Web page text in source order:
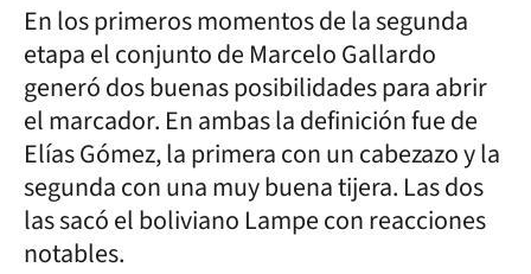
En los primeros momentos de la segunda
etapa el conjunto de Marcelo Gallardo
generó dos buenas posibilidades para abrir
el marcador. En ambas la definición fue de
Elías Gómez, la primera con un cabezazo y la
segunda con una muy buena tijera. Las dos
las sacó el boliviano Lampe con reacciones
notables.